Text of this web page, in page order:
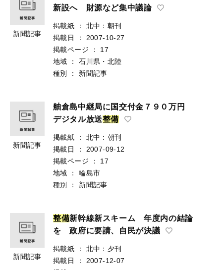
新聞記事
新設へ 財源など集中議論
掲載紙 ：
北中：朝刊
掲載日
：
2007-10-27
掲載ページ
：
17
地域
：
石川県・北陸
種別
： 新聞記事
新聞記事
舳倉島中継局に国交付金７９０万円
デジタル放送整備
掲載紙 ：
北中：朝刊
掲載日
：
2007-09-12
掲載ページ
：
17
地域
：
輪島市
種別
： 新聞記事
新聞記事
整備新幹線新スキーム 年度内の結論
を 政府に要請、自民が決議
掲載紙 ：
北中：夕刊
掲載日
：
2007-12-07